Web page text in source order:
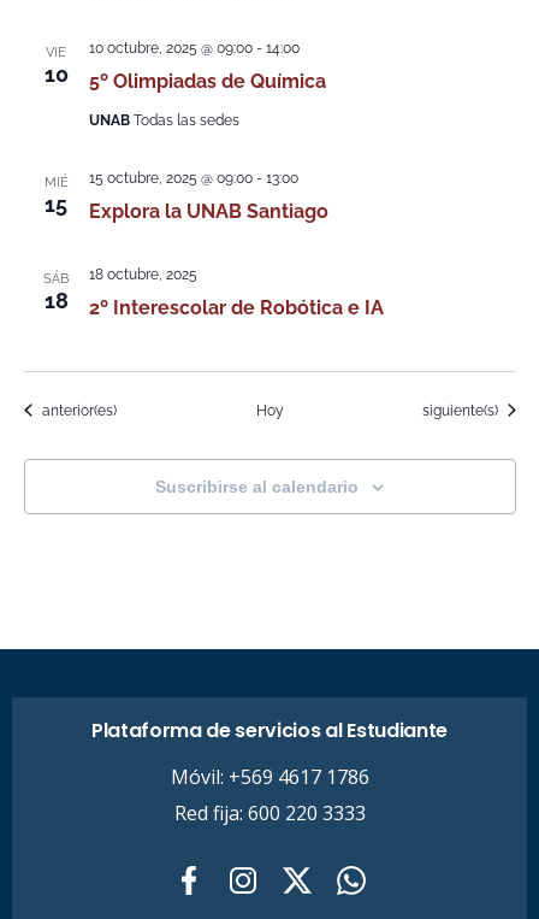
VIE
10 5º Olimpiadas de Química
10 octubre, 2025 @ 09:00- 14:00
UNAB Todas las sedes
MIÉ
15 Explora la UNAB Santiago
15 octubre, 2025 @ 09:00- 13:00
SÁB
18 2º Interescolar de Robótica e IA
18 octubre, 2025
Eventos
anterior(es) Hoy Eventos
siguiente(s)
Suscribirse al calendario